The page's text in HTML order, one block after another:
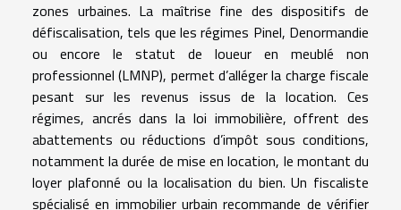
zones urbaines. La maîtrise fine des dispositifs de
défiscalisation, tels que les régimes Pinel, Denormandie
ou encore le statut de loueur en meublé non
professionnel (LMNP), permet d’alléger la charge fiscale
pesant sur les revenus issus de la location. Ces
régimes, ancrés dans la loi immobilière, offrent des
abattements ou réductions d’impôt sous conditions,
notamment la durée de mise en location, le montant du
loyer plafonné ou la localisation du bien. Un fiscaliste
spécialisé en immobilier urbain recommande de vérifier